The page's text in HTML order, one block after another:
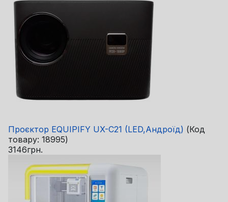
Проєктор EQUIPIFY UX-C21 (LED,Андроїд) (Код
товару: 18995)
3146грн.